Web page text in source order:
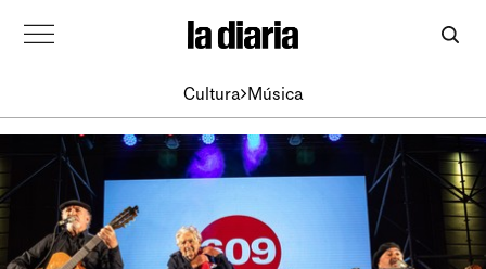
Cultura Música